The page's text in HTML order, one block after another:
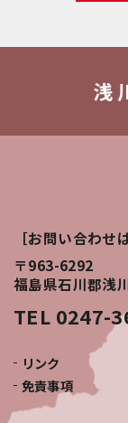
浅
［お問い合わせ
〒963-6292
福島県石川郡浅
TEL 0247-
リンク
免責事項